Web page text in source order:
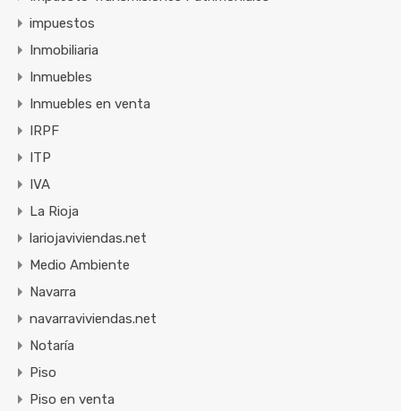
impuestos
Inmobiliaria
Inmuebles
Inmuebles en venta
IRPF
ITP
IVA
La Rioja
lariojaviviendas.net
Medio Ambiente
Navarra
navarraviviendas.net
Notaría
Piso
Piso en venta